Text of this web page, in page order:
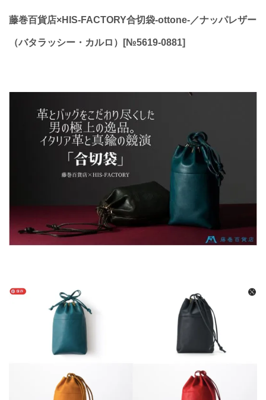
藤巻百貨店×HIS-FACTORY合切袋-ottone-／ナッパレザー
（バタラッシー・カルロ）[№5619-0881]